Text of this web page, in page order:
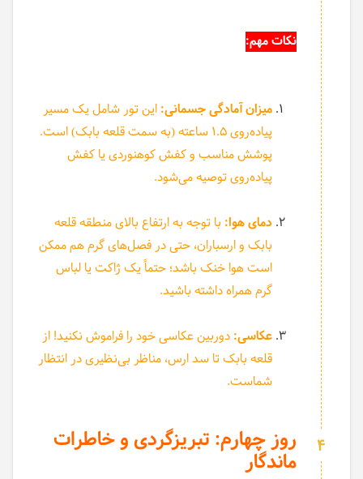
نکات مهم:
میزان آمادگی جسمانی: این تور شامل یک مسیر
پیاده‌روی ۱.۵ ساعته (به سمت قلعه بابک) است.
پوشش مناسب و کفش کوهنوردی یا کفش
پیاده‌روی توصیه می‌شود.
دمای هوا: با توجه به ارتفاع بالای منطقه قلعه
بابک و ارسباران، حتی در فصل‌های گرم هم ممکن
است هوا خنک باشد؛ حتماً یک ژاکت یا لباس
گرم همراه داشته باشید.
عکاسی: دوربین عکاسی خود را فراموش نکنید! از
قلعه بابک تا سد ارس، مناظر بی‌نظیری در انتظار
شماست.
4 روز چهارم: تبریزگردی و خاطرات
ماندگار